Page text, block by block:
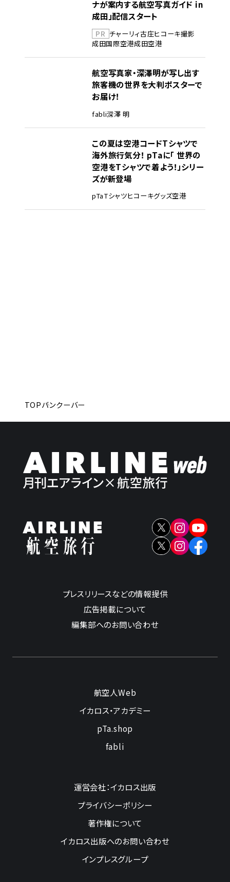
ナが案内する航空写真ガイド in
成田」配信スタート
PR チャーリィ古庄ヒコーキ撮影
成田国際空港成田空港
航空写真家・深澤明が写し出す
旅客機の世界を大判ポスターで
お届け！
fabli深澤 明
この夏は空港コードTシャツで
海外旅行気分！ pTaに「 世界の
空港をTシャツで着よう！」シリー
ズが新登場
pTaTシャツヒコーキグッズ空港
TOPバンクーバー
プレスリリースなどの情報提供
広告掲載について
編集部へのお問い合わせ
航空人Web
イカロス・アカデミー
pTa.shop
fabli
運営会社：イカロス出版
プライバシーポリシー
著作権について
イカロス出版へのお問い合わせ
インプレスグループ